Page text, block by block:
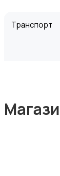
Транспорт